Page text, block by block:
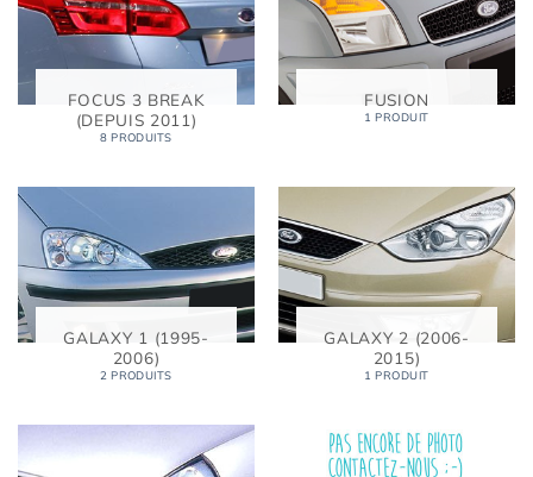
FOCUS 3 BREAK
(DEPUIS 2011)
8 PRODUITS
FUSION
1 PRODUIT
GALAXY 1 (1995-
2006)
2 PRODUITS
GALAXY 2 (2006-
2015)
1 PRODUIT